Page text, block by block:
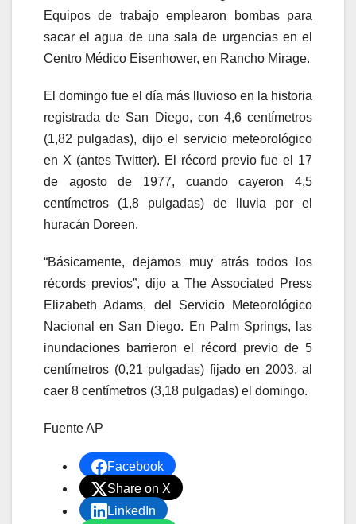
Equipos de trabajo emplearon bombas para
sacar el agua de una sala de urgencias en el
Centro Médico Eisenhower, en Rancho Mirage.
El domingo fue el día más lluvioso en la historia
registrada de San Diego, con 4,6 centímetros
(1,82 pulgadas), dijo el servicio meteorológico
en X (antes Twitter). El récord previo fue el 17
de agosto de 1977, cuando cayeron 4,5
centímetros (1,8 pulgadas) de lluvia por el
huracán Doreen.
“Básicamente, dejamos muy atrás todos los
récords previos”, dijo a The Associated Press
Elizabeth Adams, del Servicio Meteorológico
Nacional en San Diego. En Palm Springs, las
inundaciones barrieron el récord previo de 5
centímetros (0,21 pulgadas) fijado en 2003, al
caer 8 centímetros (3,18 pulgadas) el domingo.
Fuente AP
Facebook
Share on X
LinkedIn